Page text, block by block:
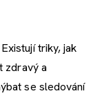
triky, jak
zdravý a
se sledování